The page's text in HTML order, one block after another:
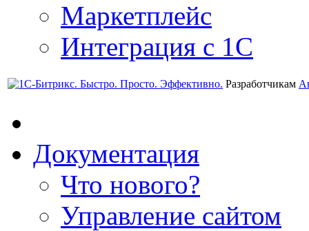
Маркетплейс
Интеграция с 1С
Разработчикам
Документация
Что нового?
Управление сайтом